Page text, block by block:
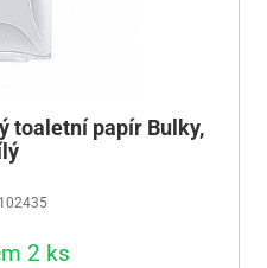
toaletní papír Bulky,
2 ks